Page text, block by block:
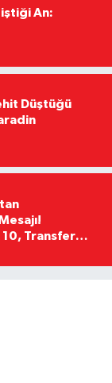
An:
Düştüğü
Transfer